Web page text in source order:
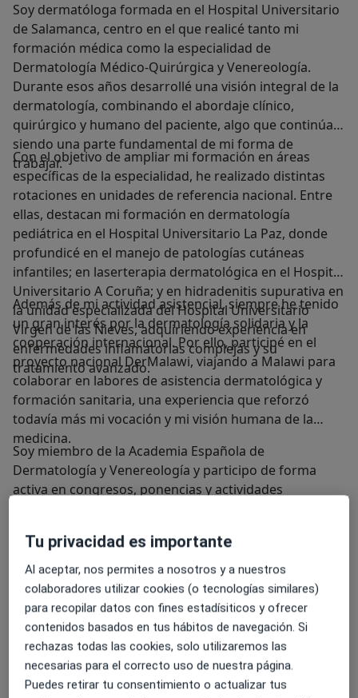
Soy dermatóloga formada en el Hospital Universitario
de Salamanca, centro en el que realicé tanto mi
formación médica como la especialidad de
Dermatología Médico-Quirúrgica y Venereología.
Durante esos años desarrollé una visión integral de la
dermatología, combinando el abordaje clínico,
quirúrgico y humano del paciente, algo que continúa
siendo una parte fundamental de mi forma de
trabajar.
Con el objetivo de ampliar mi formación en áreas
específicas de la especialidad, he realizado distintas
rotaciones en unidades de referencia nacional. Entre
ellas, destacan mi formación en dermatología
pediátrica en el Hospital Universitario La Paz, donde
profundicé en el manejo de patologías cutáneas
infantiles; en laserterapia dermatológica en el Hospital
Universitario A Coruña; y en hidradenitis supurativa en
la unidad especializada del Hospital Universitario
Virgen de las Nieves, adquiriendo experiencia en
enfermedades inflamatorias complejas y su
tratamiento avanzado.
Además de mi actividad asistencial, siempre he tenido
un gran interés por la dermatología solidaria y la
cooperación internacional. Por ello, participé en el
proyecto nacional DerMalawi, viajando a Malawi para
colaborar en labores de asistencia dermatológica y
formación sanitaria, una experiencia que reforzó
todavía más mi vocación y mi visión humana de la
medicina.
Soy miembro de la Academia Española de
Dermatología y Venereología y participo de forma
activa en congresos, ponencias y actividades
relacionados con diversas áreas de la dermatología,
manteniendo siempre un fuerte compromiso con la
formación continuada y la actualización médica.
Considero que uno de los aspectos más importantes
de mi trabajo es ofrecer un trato cercano, honesto y
personalizado. Me gusta dedicar tiempo a escuchar a
cada paciente, explicar bien el diagnóstico y las
diferentes opciones terapéuticas, y acompañar
durante todo el proceso para que las personas se
Tu privacidad es importante
Al aceptar, nos permites a nosotros y a nuestros
colaboradores utilizar cookies (o tecnologías similares)
para recopilar datos con fines estadísiticos y ofrecer
contenidos basados en tus hábitos de navegación. Si
rechazas todas las cookies, solo utilizaremos las
necesarias para el correcto uso de nuestra página.
Puedes retirar tu consentimiento o actualizar tus